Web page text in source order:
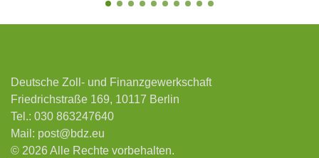
Deutsche Zoll- und Finanzgewerkschaft
Friedrichstraße 169, 10117 Berlin
Tel.: 030 863247640
Mail: post@bdz.eu
© 2026 Alle Rechte vorbehalten.